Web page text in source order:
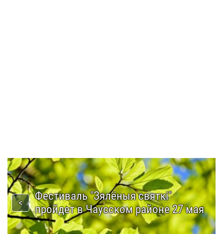
Фестиваль "Зялёныя святкі"
пройдет в Чаусском районе 27 мая